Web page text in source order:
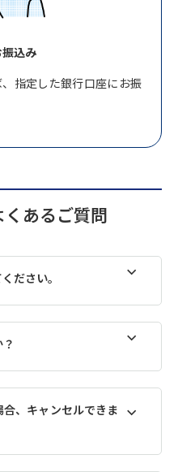
込み
指定した銀行口座にお振
あるご質問
ださい。
、キャンセルできま